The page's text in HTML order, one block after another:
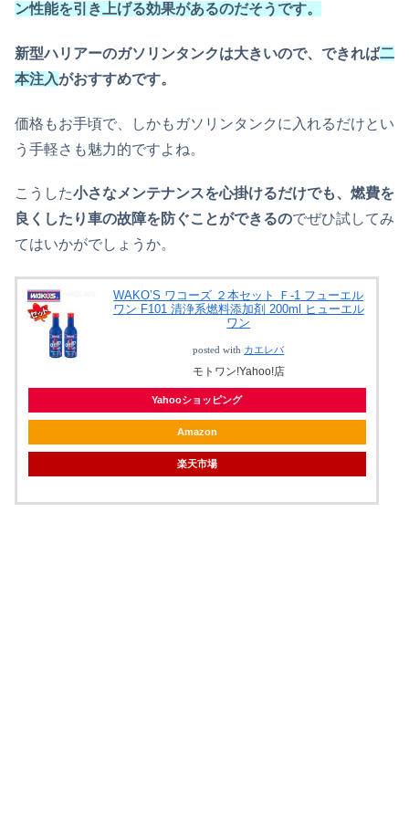
ン性能を引き上げる効果があるのだそうです。
新型ハリアーのガソリンタンクは大きいので、できれば二
本注入がおすすめです。
価格もお手頃で、しかもガソリンタンクに入れるだけとい
う手軽さも魅力的ですよね。
こうした小さなメンテナンスを心掛けるだけでも、燃費を
良くしたり車の故障を防ぐことができるのでぜひ試してみ
てはいかがでしょうか。
WAKO’S ワコーズ ２本セット Ｆ-1 フューエル
ワン F101 清浄系燃料添加剤 200ml ヒューエル
ワン
posted with カエレバ
モトワン!Yahoo!店
Yahooショッピング
Amazon
楽天市場